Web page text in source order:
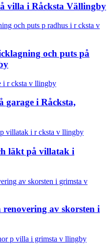
villa i Råcksta Vällingby
och puts på
garage i Råcksta,
läkt på villatak i
av skorsten i